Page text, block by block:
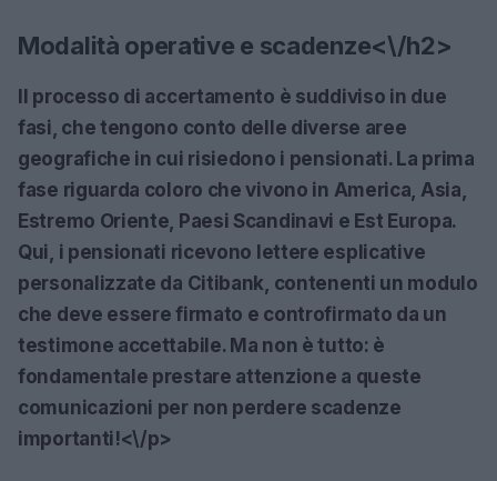
Modalità operative e scadenze<\/h2>
Il processo di accertamento è suddiviso in due
fasi, che tengono conto delle diverse aree
geografiche in cui risiedono i pensionati. La prima
fase riguarda coloro che vivono in America, Asia,
Estremo Oriente, Paesi Scandinavi e Est Europa.
Qui, i pensionati ricevono lettere esplicative
personalizzate da Citibank, contenenti un modulo
che deve essere firmato e controfirmato da un
testimone accettabile. Ma non è tutto: è
fondamentale prestare attenzione a queste
comunicazioni per non perdere scadenze
importanti!<\/p>